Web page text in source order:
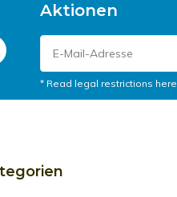
Aktionen
* Read legal restrictions here